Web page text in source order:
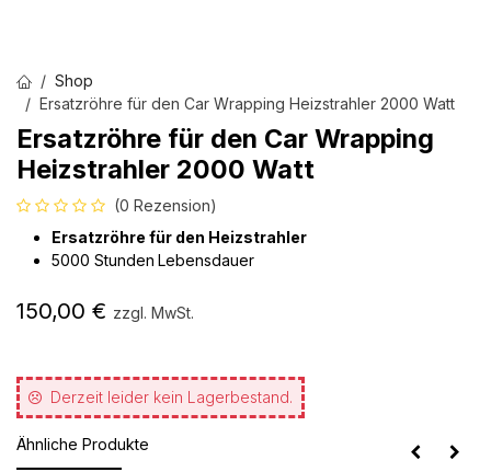
Shop
Ersatzröhre für den Car Wrapping Heizstrahler 2000 Watt
Ersatzröhre für den Car Wrapping
Heizstrahler 2000 Watt
(0 Rezension)
Ersatzröhre für den Heizstrahler
5000 Stunden Lebensdauer
150,00 € zzgl. MwSt.
Derzeit leider kein Lagerbestand.
Ähnliche Produkte